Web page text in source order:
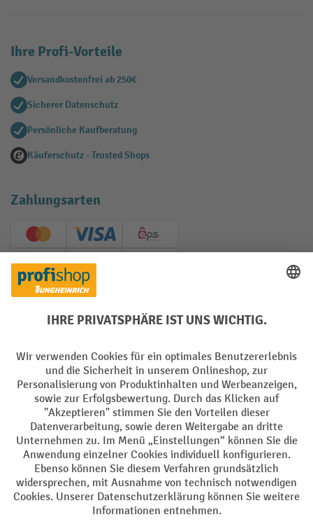
Ihre Profi-Vorteile
Versandkostenfrei ab 250€
Sicherer Datenschutz
Persönliche Kaufberatung
Käuferschutz - Trusted Shops
Zahlungsarten
Creditcard (Master)Creditcard (Visa)
EPS
PayPal
Soziale Netzwerke
Impressum Datenschutz
Barrierefreiheit Privacy Settings
Alle Preise exkl. gesetzl. Mehrwertsteuer zzgl.Versandkostenund ggf.
Nachnahmegebühren, wenn nicht anders angegeben.
¹ Der Rabatt gilt so lange der Vorrat reicht. Der Rabatt gilt nicht auf